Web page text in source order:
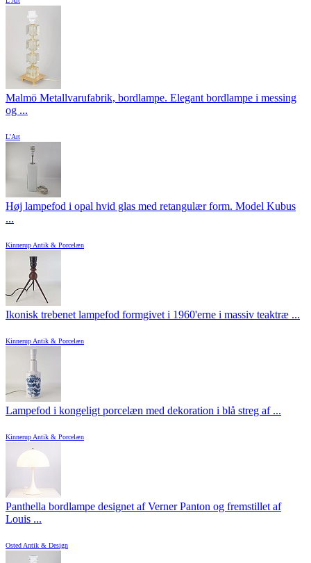
Malmö Metallvarufabrik, bordlampe. Elegant bordlampe i messing
og ...
L'Art
Høj lampefod i opal hvid glas med retangulær form. Model Kubus
...
Kinnerup Antik & Porcelæn
Ikonisk trebenet lampefod formgivet i 1960'erne i massiv teaktræ ...
Kinnerup Antik & Porcelæn
Lampefod i kongeligt porcelæn med dekoration i blå streg af ...
Kinnerup Antik & Porcelæn
Panthella bordlampe designet af Verner Panton og fremstillet af
Louis ...
Osted Antik & Design